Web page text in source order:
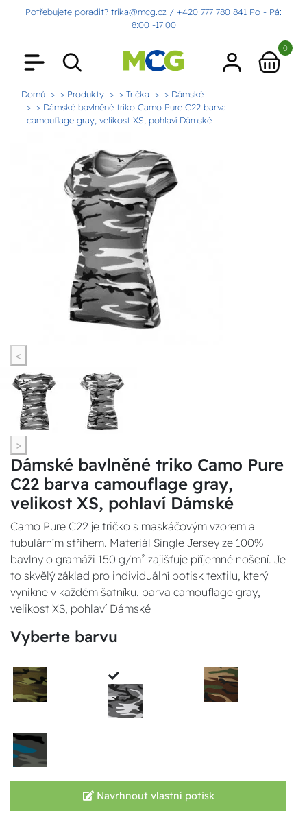
Potřebujete poradit? trika@mcg.cz / +420 777 780 841 Po - Pá:
8:00 -17:00
0
Domů > Produkty > Trička
> Dámské
> Dámské bavlněné triko Camo Pure C22 barva
camouflage gray, velikost XS, pohlaví Dámské
<
>
Dámské bavlněné triko Camo Pure
C22 barva camouflage gray,
velikost XS, pohlaví Dámské
Camo Pure C22 je tričko s maskáčovým vzorem a
tubulárním střihem. Materiál Single Jersey ze 100%
bavlny o gramáži 150 g/m² zajišťuje příjemné nošení. Je
to skvělý základ pro individuální potisk textilu, který
vynikne v každém šatníku. barva camouflage gray,
velikost XS, pohlaví Dámské
Vyberte barvu
Navrhnout vlastní potisk